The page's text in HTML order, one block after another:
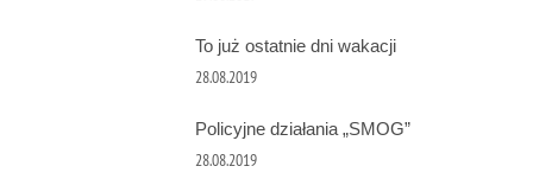
To już ostatnie dni wakacji
28.08.2019
Policyjne działania „SMOG”
28.08.2019